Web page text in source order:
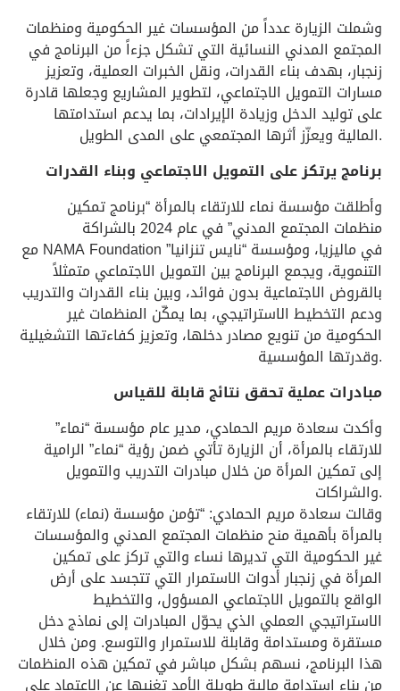
وشملت الزيارة عدداً من المؤسسات غير الحكومية ومنظمات
المجتمع المدني النسائية التي تشكل جزءاً من البرنامج في
زنجبار، بهدف بناء القدرات، ونقل الخبرات العملية، وتعزيز
مسارات التمويل الاجتماعي، لتطوير المشاريع وجعلها قادرة
على توليد الدخل وزيادة الإيرادات، بما يدعم استدامتها
المالية ويعزّز أثرها المجتمعي على المدى الطويل.
برنامج يرتكز على التمويل الاجتماعي وبناء القدرات
وأطلقت مؤسسة نماء للارتقاء بالمرأة “برنامج تمكين
منظمات المجتمع المدني” في عام 2024 بالشراكة
مع NAMA Foundation في ماليزيا، ومؤسسة “نايس تنزانيا”
التنموية، ويجمع البرنامج بين التمويل الاجتماعي متمثلاً
بالقروض الاجتماعية بدون فوائد، وبين بناء القدرات والتدريب
ودعم التخطيط الاستراتيجي، بما يمكّن المنظمات غير
الحكومية من تنويع مصادر دخلها، وتعزيز كفاءتها التشغيلية
وقدرتها المؤسسية.
مبادرات عملية تحقق نتائج قابلة للقياس
وأكدت سعادة مريم الحمادي، مدير عام مؤسسة “نماء”
للارتقاء بالمرأة، أن الزيارة تأتي ضمن رؤية “نماء” الرامية
إلى تمكين المرأة من خلال مبادرات التدريب والتمويل
والشراكات.
وقالت سعادة مريم الحمادي: “تؤمن مؤسسة (نماء) للارتقاء
بالمرأة بأهمية منح منظمات المجتمع المدني والمؤسسات
غير الحكومية التي تديرها نساء والتي تركز على تمكين
المرأة في زنجبار أدوات الاستمرار التي تتجسد على أرض
الواقع بالتمويل الاجتماعي المسؤول، والتخطيط
الاستراتيجي العملي الذي يحوّل المبادرات إلى نماذج دخل
مستقرة ومستدامة وقابلة للاستمرار والتوسع. ومن خلال
هذا البرنامج، نسهم بشكل مباشر في تمكين هذه المنظمات
من بناء استدامة مالية طويلة الأمد تغنيها عن الاعتماد على